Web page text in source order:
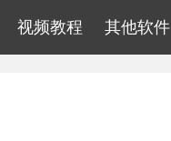
视频教程 其他软件